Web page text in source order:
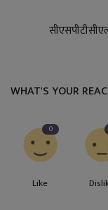
WHAT'S YOUR
0
Like